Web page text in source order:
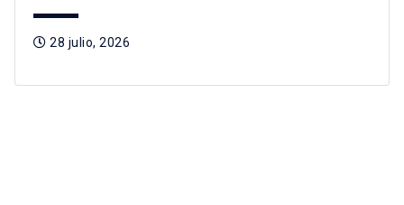
28 julio, 2026